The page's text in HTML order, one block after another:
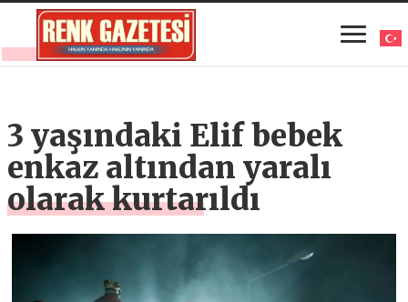
3 yaşındaki Elif bebek
enkaz altından yaralı
olarak kurtarıldı